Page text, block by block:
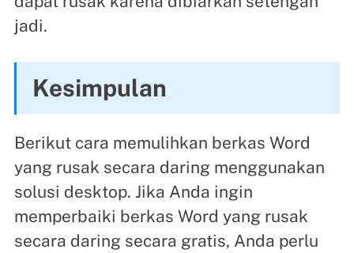
jadi.
Kesimpulan
Berikut cara memulihkan berkas Word
yang rusak secara daring menggunakan
solusi desktop. Jika Anda ingin
memperbaiki berkas Word yang rusak
secara daring secara gratis, Anda perlu